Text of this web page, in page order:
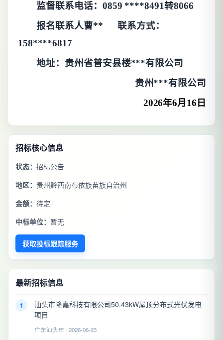
监督联系电话： 0859 ****8491转8066
报名联系人曹** 联系方式：
158****6817
地址：贵州省普安县楼***有限公司
贵州***有限公司
2026年6月16日
招标核心信息
状态： 招标公告
地区： 贵州黔西南布依族苗族自治州
金额： 待定
中标单位： 暂无
获取投标跟踪服务
最新招标信息
1
汕头市隆嘉科技有限公司50.43kW屋顶分布式光伏发电
项目
广东汕头市 · 2026-06-23